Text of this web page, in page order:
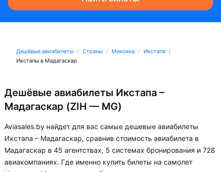
Дешёвые авиабилеты Страны Мексика
Икстапа
Икстапы в Мадагаскар
Дешёвые авиабилеты Икстапа –
Мадагаскар (ZIH — MG)
Aviasales.by найдет для вас самые дешевые авиабилеты
Икстапа – Мадагаскар, сравнив стоимость авиабилета в
Мадагаскар в 45 агентствах, 5 системах бронирования и 728
авиакомпаниях. Где именно купить билеты на самолет